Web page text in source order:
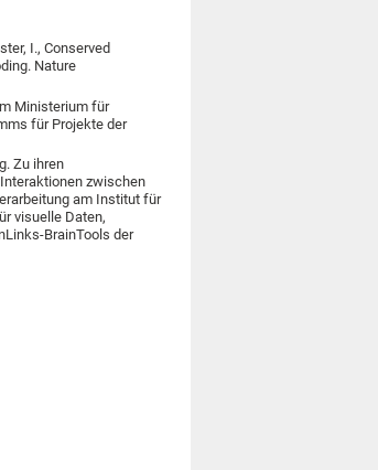
I., Conserved
Nature
Ministerium für
für Projekte der
Zu ihren
zwischen
am Institut für
visuelle Daten,
BrainTools der